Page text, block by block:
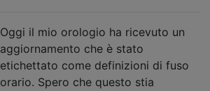
Oggi il mio orologio ha ricevuto un
aggiornamento che è stato
etichettato come definizioni di fuso
orario. Spero che questo stia